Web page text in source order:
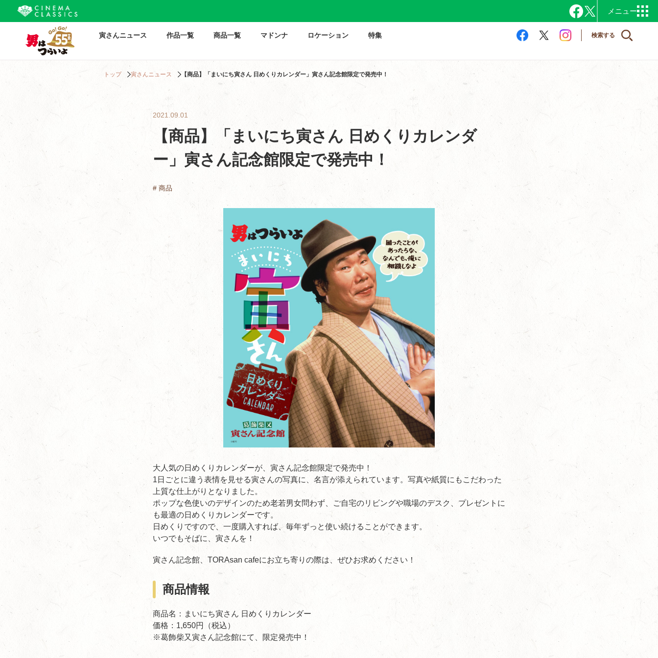
寅さんニュース 作品一覧 商品一覧 マドンナ ロケーション 特集 検索する
トップ 寅さんニュース 【商品】「まいにち寅さん 日めくりカレンダー」寅さん記念館限定で発売中！
2021.09.01
【商品】「まいにち寅さん 日めくりカレンダ
ー」寅さん記念館限定で発売中！
# 商品
大人気の日めくりカレンダーが、寅さん記念館限定で発売中！
1日ごとに違う表情を見せる寅さんの写真に、名言が添えられています。写真や紙質にもこだわった
上質な仕上がりとなりました。
ポップな色使いのデザインのため老若男女問わず、ご自宅のリビングや職場のデスク、プレゼントに
も最適の日めくりカレンダーです。
日めくりですので、一度購入すれば、毎年ずっと使い続けることができます。
いつでもそばに、寅さんを！
寅さん記念館、TORAsan cafeにお立ち寄りの際は、ぜひお求めください！
商品情報
商品名：まいにち寅さん 日めくりカレンダー
価格：1,650円（税込）
※葛飾柴又寅さん記念館にて、限定発売中！